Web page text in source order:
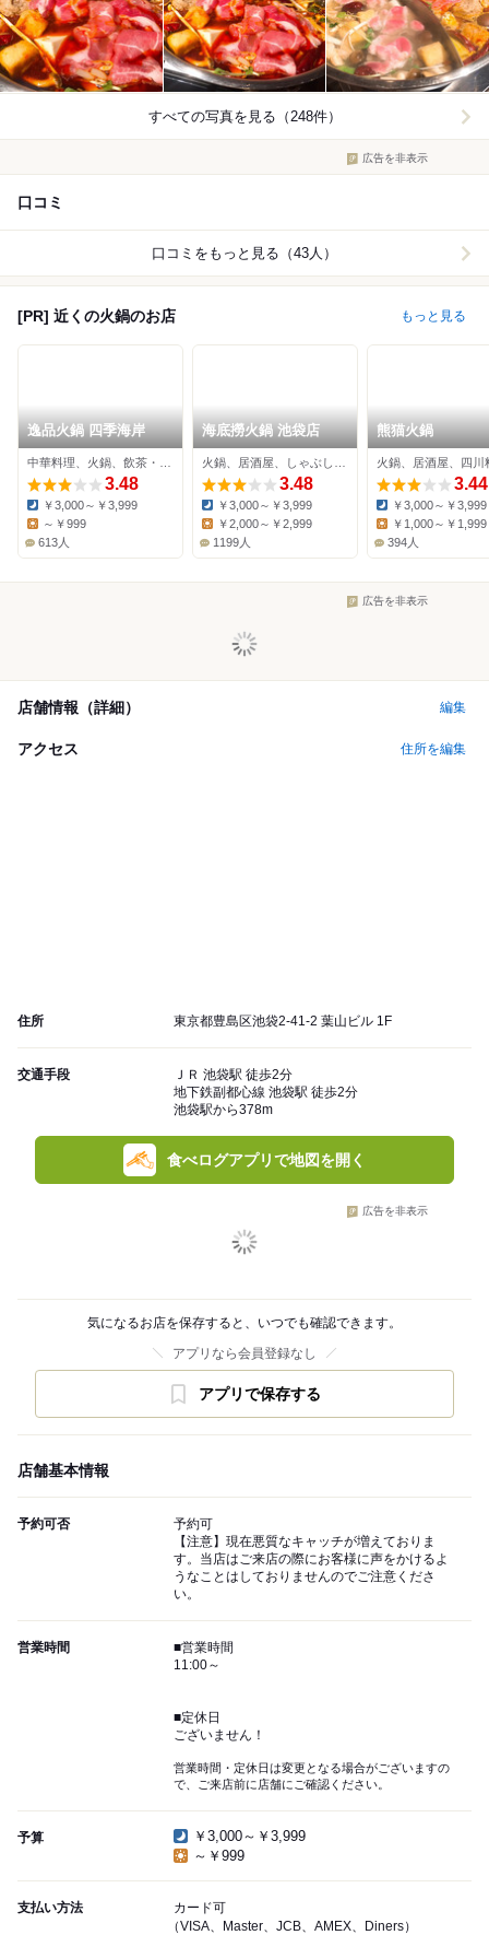
すべての写真を見る（248件）
広告を非表示
口コミ
口コミをもっと見る（43人）
[PR] 近くの火鍋のお店 もっと見る
逸品火鍋 四季海岸
3.48
Dinner:
￥3,000～￥3,999
～￥999
613人
海底撈火鍋 池袋店
3.48
Dinner:
￥3,000～￥3,999
￥2,000～￥2,999
1199人
熊猫火鍋
火鍋、居酒屋、四川
3.44
Dinner:
￥3,000～￥3,999
￥1,000～￥1,999
394人
広告を非表示
店舗情報（詳細） 編集
アクセス 住所を編集
住所 東京都豊島区池袋2-41-2 葉山ビル 1F
交通手段
ＪＲ 池袋駅 徒歩2分
地下鉄副都心線 池袋駅 徒歩2分
池袋駅から378m
食べログアプリで地図を開く
広告を非表示
気になるお店を保存すると、いつでも確認できます。
アプリなら会員登録なし
アプリで保存する
店舗基本情報
予約可否
予約可
【注意】現在悪質なキャッチが増えておりま
す。当店はご来店の際にお客様に声をかけるよ
うなことはしておりませんのでご注意くださ
い。
営業時間
■営業時間
11:00～
■定休日
ございません！
営業時間・定休日は変更となる場合がございますの
で、ご来店前に店舗にご確認ください。
予算
￥3,000～￥3,999
～￥999
支払い方法
カード可
（VISA、Master、JCB、AMEX、Diners）